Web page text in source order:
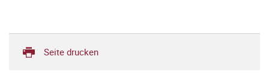
Seite drucken